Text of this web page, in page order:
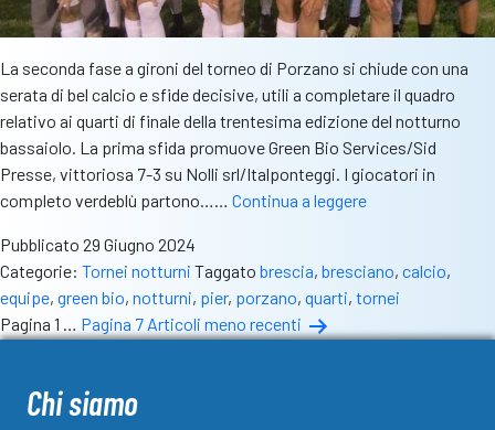
La seconda fase a gironi del torneo di Porzano si chiude con una
serata di bel calcio e sfide decisive, utili a completare il quadro
relativo ai quarti di finale della trentesima edizione del notturno
bassaiolo. La prima sfida promuove Green Bio Services/Sid
Presse, vittoriosa 7-3 su Nolli srl/Italponteggi. I giocatori in
completo verdeblù partono…… Continua a leggereA
completo
il
tabellone
Pubblicato 29 Giugno 2024
Categorie: Tornei notturni Taggato brescia, bresciano, calcio,
equipe, green bio, notturni, pier, porzano, quarti, tornei
Paginazione
articoli
Pagina 1 … Pagina 7 Articoli meno recenti
Chi siamo